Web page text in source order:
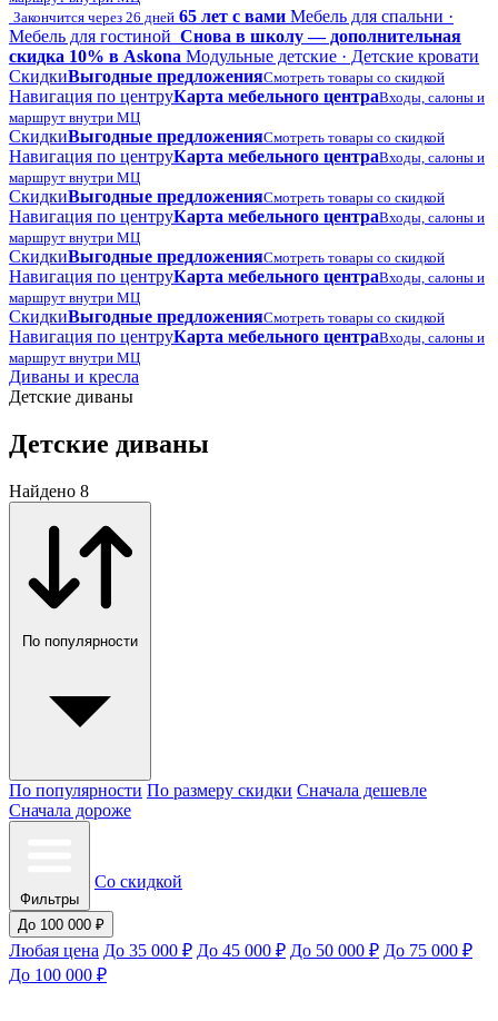
Закончится через 26 дней 65 лет с вами Мебель для спальни ·
Мебель для гостиной Снова в школу — дополнительная
скидка 10% в Askona Модульные детские · Детские кровати
СкидкиВыгодные предложенияСмотреть товары со скидкой
Навигация по центруКарта мебельного центраВходы, салоны и
маршрут внутри МЦ
СкидкиВыгодные предложенияСмотреть товары со скидкой
Навигация по центруКарта мебельного центраВходы, салоны и
маршрут внутри МЦ
СкидкиВыгодные предложенияСмотреть товары со скидкой
Навигация по центруКарта мебельного центраВходы, салоны и
маршрут внутри МЦ
СкидкиВыгодные предложенияСмотреть товары со скидкой
Навигация по центруКарта мебельного центраВходы, салоны и
маршрут внутри МЦ
СкидкиВыгодные предложенияСмотреть товары со скидкой
Навигация по центруКарта мебельного центраВходы, салоны и
маршрут внутри МЦ
Диваны и кресла
Детские диваны
Детские диваны
Найдено 8
По популярности
По популярности По размеру скидки Сначала дешевле
Сначала дороже
Фильтры
Со скидкой
До 100 000 ₽
Любая цена До 35 000 ₽ До 45 000 ₽ До 50 000 ₽ До 75 000 ₽
До 100 000 ₽